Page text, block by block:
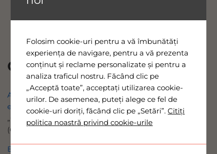
Cele mai citite
A manca sau a nu manca animale necurate, aceasta
este intrebarea!
„Oare a zis Dumnezeu cu adevarat: ‚Sa nu mancati ...?’”
(Gen. 3.1) Pro...
Eu ma rog si ma duc la vot
Folosim cookie-uri pentru a vă îmbunătăți
experiența de navigare, pentru a vă prezenta
conținut și reclame personalizate și pentru a
analiza traficul nostru. Făcând clic pe
„Acceptă toate”, acceptați utilizarea cookie-
urilor. De asemenea, puteți alege ce fel de
cookie-uri doriți, făcând clic pe „Setări”.Citiți
politica noastră privind cookie-urile